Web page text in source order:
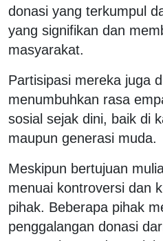
donasi yang terkumpul
yang signifikan dan
masyarakat.
Partisipasi mereka juga
menumbuhkan rasa
sosial sejak dini, baik di
maupun generasi muda.
Meskipun bertujuan
menuai kontroversi dan
pihak. Beberapa pihak
penggalangan donasi